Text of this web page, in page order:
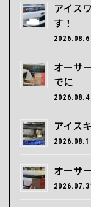
アイス
す！
2026.08.6
オーサ
でに
2026.08.4
アイス
2026.08.1
オーサ
2026.07.31